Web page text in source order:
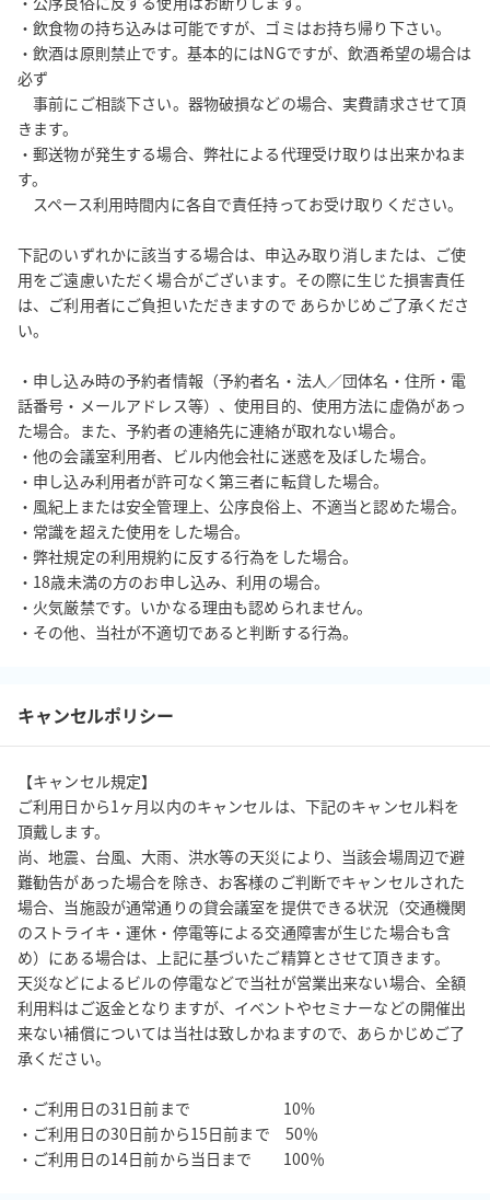
・飲食物の持ち込みは可能ですが、ゴミはお持ち帰り下さい。
・飲酒は原則禁止です。基本的にはNGですが、飲酒希望の場合は
必ず
事前にご相談下さい。器物破損などの場合、実費請求させて頂
きます。
・郵送物が発生する場合、弊社による代理受け取りは出来かねま
す。
スペース利用時間内に各自で責任持ってお受け取りください。
下記のいずれかに該当する場合は、申込み取り消しまたは、ご使
用をご遠慮いただく場合がございます。その際に生じた損害責任
は、ご利用者にご負担いただきますので あらかじめご了承くださ
い。
・申し込み時の予約者情報（予約者名・法人／団体名・住所・電
話番号・メールアドレス等）、使用目的、使用方法に虚偽があっ
た場合。また、予約者の連絡先に連絡が取れない場合。
・他の会議室利用者、ビル内他会社に迷惑を及ぼした場合。
・申し込み利用者が許可なく第三者に転貸した場合。
・風紀上または安全管理上、公序良俗上、不適当と認めた場合。
・常識を超えた使用をした場合。
・弊社規定の利用規約に反する行為をした場合。
・18歳未満の方のお申し込み、利用の場合。
・火気厳禁です。いかなる理由も認められません。
・その他、当社が不適切であると判断する行為。
キャンセルポリシー
【キャンセル規定】
ご利用日から1ヶ月以内のキャンセルは、下記のキャンセル料を
頂戴します。
尚、地震、台風、大雨、洪水等の天災により、当該会場周辺で避
難勧告があった場合を除き、お客様のご判断でキャンセルされた
場合、当施設が通常通りの貸会議室を提供できる状況（交通機関
のストライキ・運休・停電等による交通障害が生じた場合も含
め）にある場合は、上記に基づいたご精算とさせて頂きます。
天災などによるビルの停電などで当社が営業出来ない場合、全額
利用料はご返金となりますが、イベントやセミナーなどの開催出
来ない補償については当社は致しかねますので、あらかじめご了
承ください。
・ご利用日の31日前まで　　　　　　10%
・ご利用日の30日前から15日前まで　50％
・ご利用日の14日前から当日まで　　100％